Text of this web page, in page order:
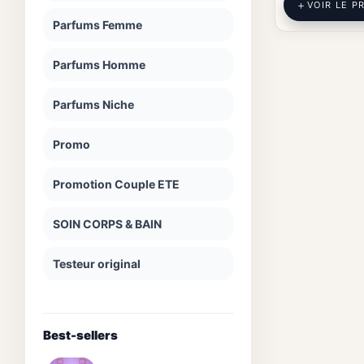
Parfums Femme
Parfums Homme
Parfums Niche
Promo
Promotion Couple ETE
SOIN CORPS & BAIN
Testeur original
Best-sellers
VOIR LE